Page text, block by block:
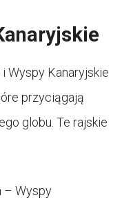
Wyspy Kanaryjskie
przyciągają
globu. Te rajskie
– Wyspy